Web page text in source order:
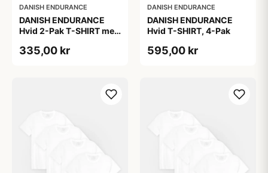
DANISH ENDURANCE
DANISH ENDURANCE
Hvid 2-Pak T-SHIRT med
Bomuld
335,00 kr
DANISH ENDURANCE
DANISH ENDURANCE
Hvid T-SHIRT, 4-Pak
595,00 kr